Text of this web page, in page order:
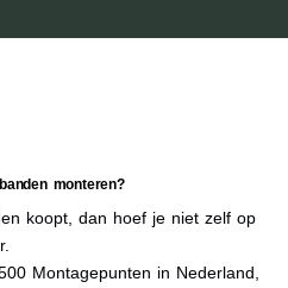
monteren?
koopt, dan hoef je niet zelf op
Montagepunten in Nederland,